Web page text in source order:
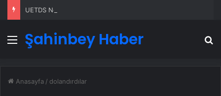
Menü
Şahinbey Haber
Anasayfa / dolandırdılar